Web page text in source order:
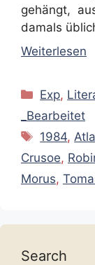
gehängt,
damals
Weiterlesen
Exp,
_Bearbeitet
1984,
Crusoe,
Morus,
Search